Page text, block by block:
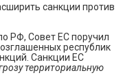
санкции против
РФ, Совет ЕС поручил
республик
Санкции ЕС
территориальную